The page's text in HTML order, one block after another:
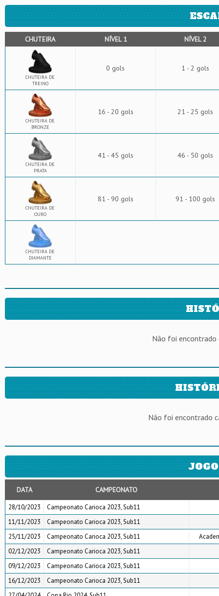
CHUTEIRA NÍVEL 1 NÍVEL 2
CHUTEIRA DE
TREINO
0 gols 1 - 2 gols
CHUTEIRA DE
BRONZE
16 - 20 gols 21 - 25 gols
CHUTEIRA DE
PRATA
41 - 45 gols 46 - 50 gols
CHUTEIRA DE
OURO
81 - 90 gols 91 - 100 gols
CHUTEIRA DE
DIAMANTE
Não foi encontrado
Não foi encontrado
DATA CAMPEONATO
28/10/2023
Campeonato Carioca 2023, Sub11
11/11/2023
Campeonato Carioca 2023, Sub11
25/11/2023
Campeonato Carioca 2023, Sub11
02/12/2023
Campeonato Carioca 2023, Sub11
09/12/2023
Campeonato Carioca 2023, Sub11
16/12/2023
Campeonato Carioca 2023, Sub11